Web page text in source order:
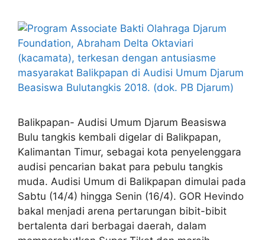
Balikpapan- Audisi Umum Djarum Beasiswa
Bulu tangkis kembali digelar di Balikpapan,
Kalimantan Timur, sebagai kota penyelenggara
audisi pencarian bakat para pebulu tangkis
muda. Audisi Umum di Balikpapan dimulai pada
Sabtu (14/4) hingga Senin (16/4). GOR Hevindo
bakal menjadi arena pertarungan bibit-bibit
bertalenta dari berbagai daerah, dalam